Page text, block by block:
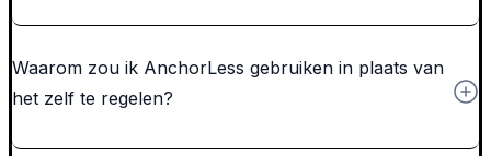
Waarom zou ik AnchorLess gebruiken in plaats van
het zelf te regelen?